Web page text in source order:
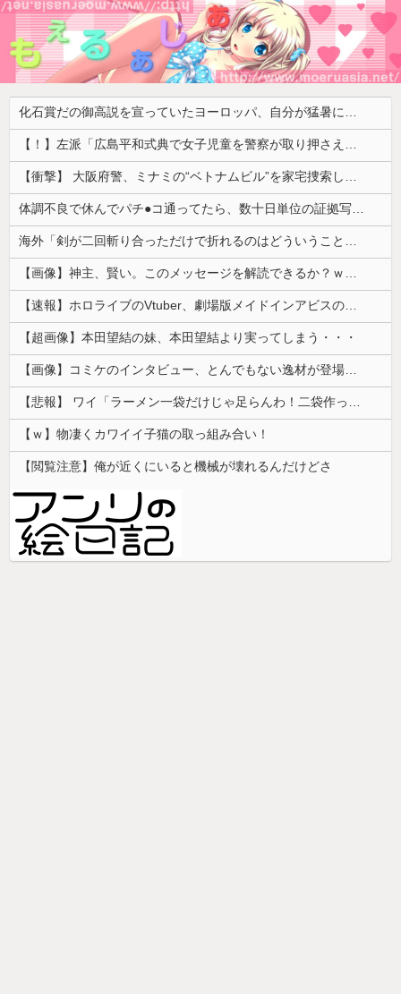
化石賞だの御高説を宣っていたヨーロッパ、自分が猛暑に襲われると為すすべべもなくダメージを受けてしまい……
【！】左派「広島平和式典で女子児童を警察が取り押さえて無理矢理、排除しました！」 → ネット特定班「女児？全学連のプロ活動家では？」
【衝撃】 大阪府警、ミナミの“ベトナムビル”を家宅捜索した結果・・・・・・
体調不良で休んでパチ●コ通ってたら、数十日単位の証拠写真撮られて会社クビになった
海外「剣が二回斬り合っただけで折れるのはどういうことなんだ」満点なのに二度と起動しない理由…
【画像】神主、賢い。このメッセージを解読できるか？ｗｗｗｗ
【速報】ホロライブのVtuber、劇場版メイドインアビスの主題歌決定wwwwwwwwww
【超画像】本田望結の妹、本田望結より実ってしまう・・・
【画像】コミケのインタビュー、とんでもない逸材が登場ｗｗｗｗｗｗ 【Pickup07092041】
【悲報】 ワイ「ラーメン一袋だけじゃ足らんわ！二袋作ったろ！」→結果ｗｗｗ
【ｗ】物凄くカワイイ子猫の取っ組み合い！
【閲覧注意】俺が近くにいると機械が壊れるんだけどさ